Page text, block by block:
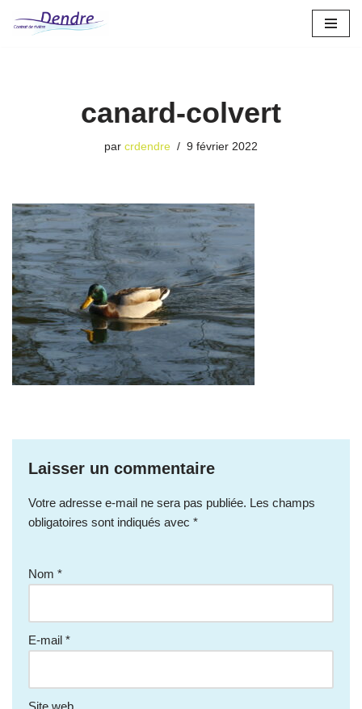
canard-colvert
par crdendre 9 février 2022
Laisser un commentaire
Votre adresse e-mail ne sera pas publiée. Les champs
obligatoires sont indiqués avec *
Nom *
E-mail *
Site web